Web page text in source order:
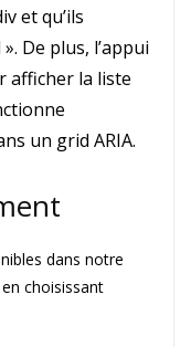
et qu’ils
De plus, l’appui
afficher la liste
un grid ARIA.
dans notre
choisissant